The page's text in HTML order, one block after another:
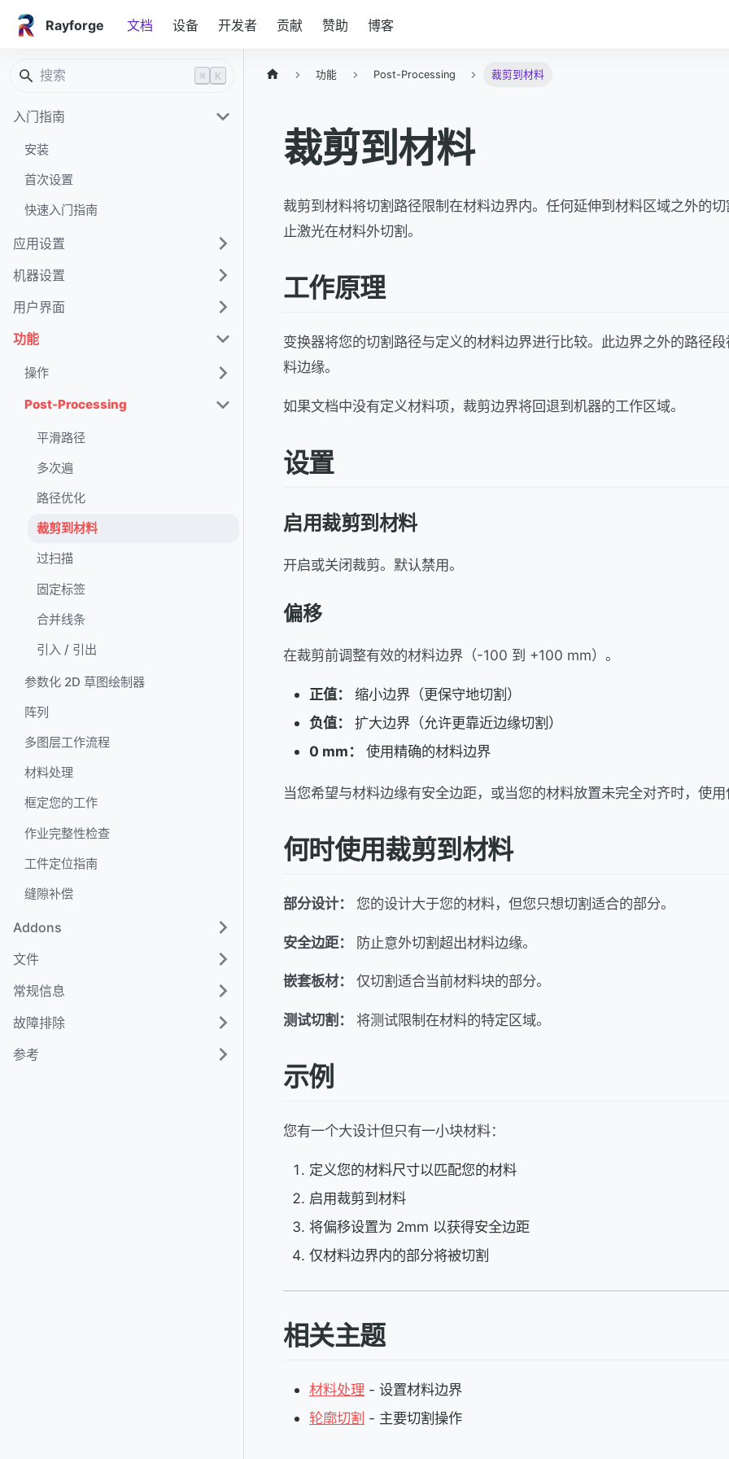
Rayforge 文档 设备 开发者 贡献 赞助 博客
⌘ K
入门指南
安装
首次设置
快速入门指南
应用设置
机器设置
用户界面
功能
操作
Post-Processing
平滑路径
多次遍
路径优化
裁剪到材料
过扫描
固定标签
合并线条
引入 / 引出
参数化 2D 草图绘制器
阵列
多图层工作流程
材料处理
框定您的工作
作业完整性检查
工件定位指南
缝隙补偿
Addons
文件
常规信息
故障排除
参考
功能 Post-Processing 裁剪到材料
裁剪到材料
裁剪到材料将切割路径限制在材料边界内。任何延伸到材料区域之外的
止激光在材料外切割。
工作原理
变换器将您的切割路径与定义的材料边界进行比较。此边界之外的路径
料边缘。
如果文档中没有定义材料项，裁剪边界将回退到机器的工作区域。
设置
启用裁剪到材料
开启或关闭裁剪。默认禁用。
偏移
在裁剪前调整有效的材料边界（-100 到 +100 mm）。
正值：
缩小边界（更保守地切割）
负值：
扩大边界（允许更靠近边缘切割）
0 mm：
使用精确的材料边界
当您希望与材料边缘有安全边距，或当您的材料放置未完全对齐时，使
何时使用裁剪到材料
部分设计： 您的设计大于您的材料，但您只想切割适合的部分。
安全边距： 防止意外切割超出材料边缘。
嵌套板材： 仅切割适合当前材料块的部分。
测试切割： 将测试限制在材料的特定区域。
示例
您有一个大设计但只有一小块材料：
定义您的材料尺寸以匹配您的材料
启用裁剪到材料
将偏移设置为 2mm 以获得安全边距
仅材料边界内的部分将被切割
相关主题
材料处理 - 设置材料边界
轮廓切割 - 主要切割操作